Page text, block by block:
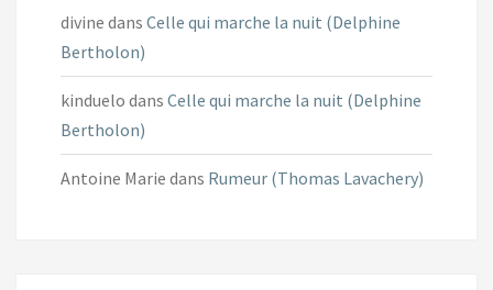
divine dans Celle qui marche la nuit (Delphine
Bertholon)
kinduelo dans Celle qui marche la nuit (Delphine
Bertholon)
Antoine Marie dans Rumeur (Thomas Lavachery)